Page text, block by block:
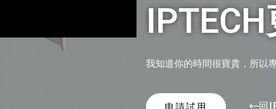
我知道你的時間很寶貴，所以
回